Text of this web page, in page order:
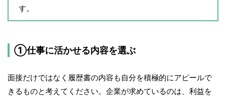
す。
①仕事に活かせる内容を選ぶ
面接だけではなく履歴書の内容も自分を積極的にアピールで
きるものと考えてください。企業が求めているのは、利益を